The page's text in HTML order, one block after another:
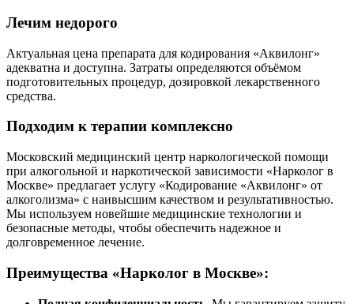
Лечим недорого
Актуальная цена препарата для кодирования «Аквилонг»
адекватна и доступна. Затраты определяются объёмом
подготовительных процедур, дозировкой лекарственного
средства.
Подходим к терапии комплексно
Московский медицинский центр наркологической помощи
при алкогольной и наркотической зависимости «Нарколог в
Москве» предлагает услугу «Кодирование «Аквилонг» от
алкоголизма» с наивысшим качеством и результативностью.
Мы используем новейшие медицинские технологии и
безопасные методы, чтобы обеспечить надежное и
долговременное лечение.
Преимущества «Нарколог в Москве»: